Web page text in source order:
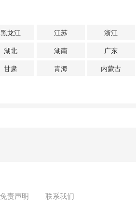
黑龙江 江苏
浙江
湖北 湖南
广东
甘肃 青海
内蒙古
免责声明 联系我们